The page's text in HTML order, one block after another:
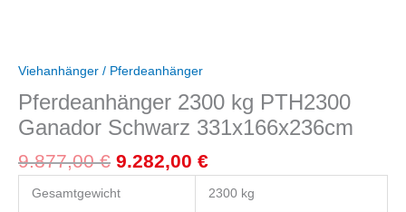
Viehanhänger / Pferdeanhänger
Pferdeanhänger 2300 kg PTH2300
Ganador Schwarz 331x166x236cm
9.877,00€ 9.282,00 €
Gesamtgewicht 2300 kg